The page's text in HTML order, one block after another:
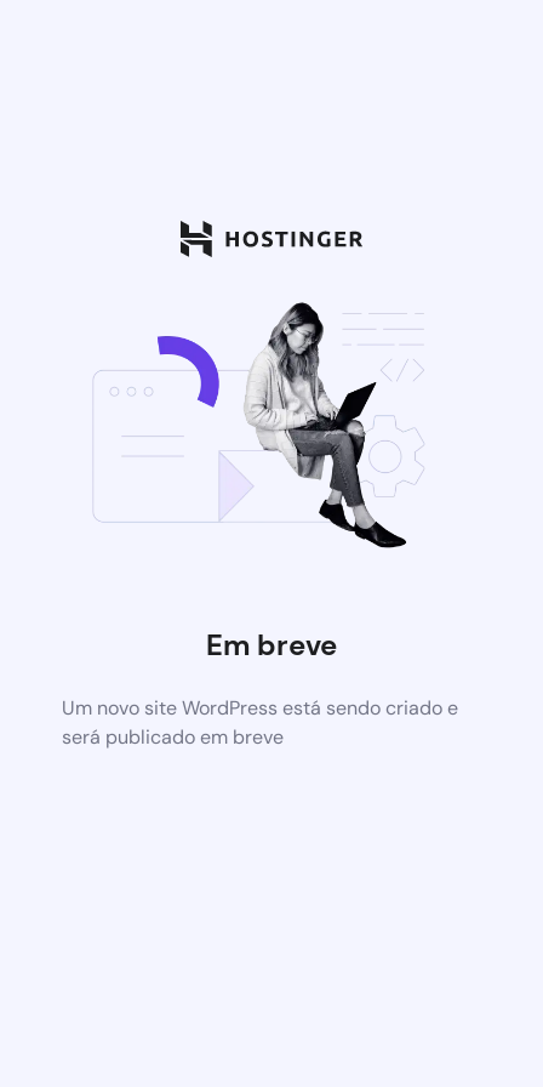
Em breve
Um novo site WordPress está sendo criado e
será publicado em breve